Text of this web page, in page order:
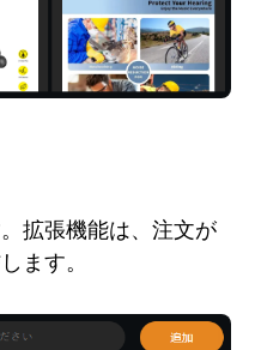
拡張機能は、注文が
ます。